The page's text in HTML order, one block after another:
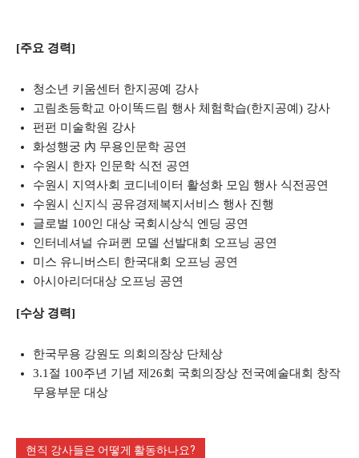
[주요 경력]
청소년 키움센터 한지공예 강사
고림초등학교 아이똑드림 행사 체험학습(한지공예) 강사
펀펀 미술학원 강사
화성행궁 內 무용인문학 공연
수원시 한자 인문학 식전 공연
수원시 지역사회 코디네이터 활성화 모임 행사 식전공연
수원시 신지식 공유경제복지서비스 행사 진행
글로벌 100인 대상 국회시상식 엔딩 공연
인터네셔널 슈퍼퀸 모델 선발대회 오프닝 공연
미스 유니버스티 한국대회 오프닝 공연
아시아리더대상 오프닝 공연
[수상 경력]
한국무용 강원도 의회의장상 단체상
3.1절 100주년 기념 제26회 국회의장상 전국예술대회 창작
무용부문 대상
현직 강사들은 어떻게 활동하나요?